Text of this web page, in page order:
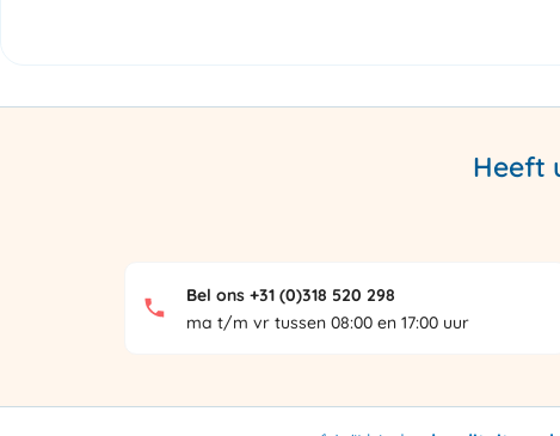
Heeft
Bel ons +31 (0)318 520 298
ma t/m vr tussen 08:00 en 17:00 uur